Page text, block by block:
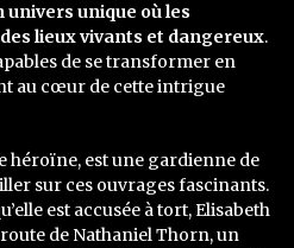
univers unique où les
lieux vivants et dangereux.
de se transformer en
au cœur de cette intrigue
héroïne, est une gardienne de
sur ces ouvrages fascinants.
est accusée à tort, Elisabeth
de Nathaniel Thorn, un